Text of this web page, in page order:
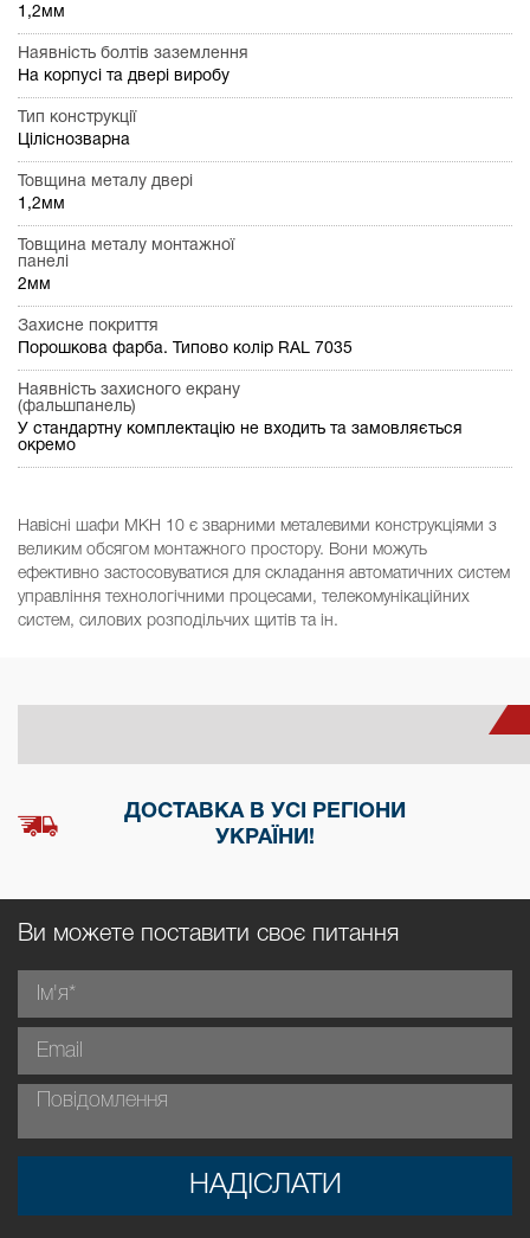
1,2мм
Наявність болтів заземлення
На корпусі та двері виробу
Тип конструкції
Ціліснозварна
Товщина металу двері
1,2мм
Товщина металу монтажної
панелі
2мм
Захисне покриття
Порошкова фарба. Типово колір RAL 7035
Наявність захисного екрану
(фальшпанель)
У стандартну комплектацію не входить та замовляється
окремо
Навісні шафи МКН 10 є зварними металевими конструкціями з
великим обсягом монтажного простору. Вони можуть
ефективно застосовуватися для складання автоматичних систем
управління технологічними процесами, телекомунікаційних
систем, силових розподільчих щитів та ін.
ДОСТАВКА В УСІ РЕГІОНИ
УКРАЇНИ!
Ви можете поставити своє питання
НАДІСЛАТИ